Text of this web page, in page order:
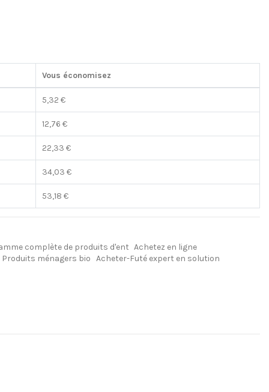
Vous économisez
5,32 €
12,76 €
22,33 €
34,03 €
53,18 €
complète de produits d'ent Achetez en ligne
Produits ménagers bio Acheter-Futé expert en solution